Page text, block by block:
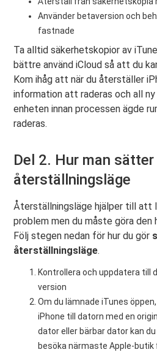
Använder betaversion och
fastnade
Ta alltid säkerhetskopior av
bättre använd iCloud så att du
Kom ihåg att när du återställer
information att raderas och all
enheten innan processen ägde
raderas.
Del 2. Hur man sätter
återställningsläge
Återställningsläge hjälper till att
problem men du måste göra den
Följ stegen nedan för hur du gör
återställningsläge.
Kontrollera och uppdatera till
version
Om du lämnade iTunes
iPhone till datorn med en
dator eller bärbar dator kan
besöka närmaste Apple-